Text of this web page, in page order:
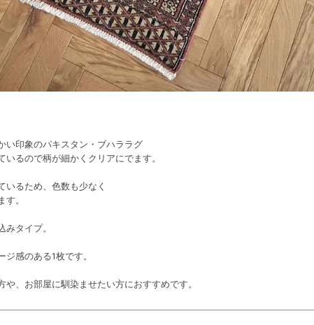
い印象のパキスタン・ブハララグ
るので柄が細かくクリアにでます。
いるため、色数も少なく
。
みタイプ。
感のある1枚です。
、お部屋に馴染ませたい方におすすめです。